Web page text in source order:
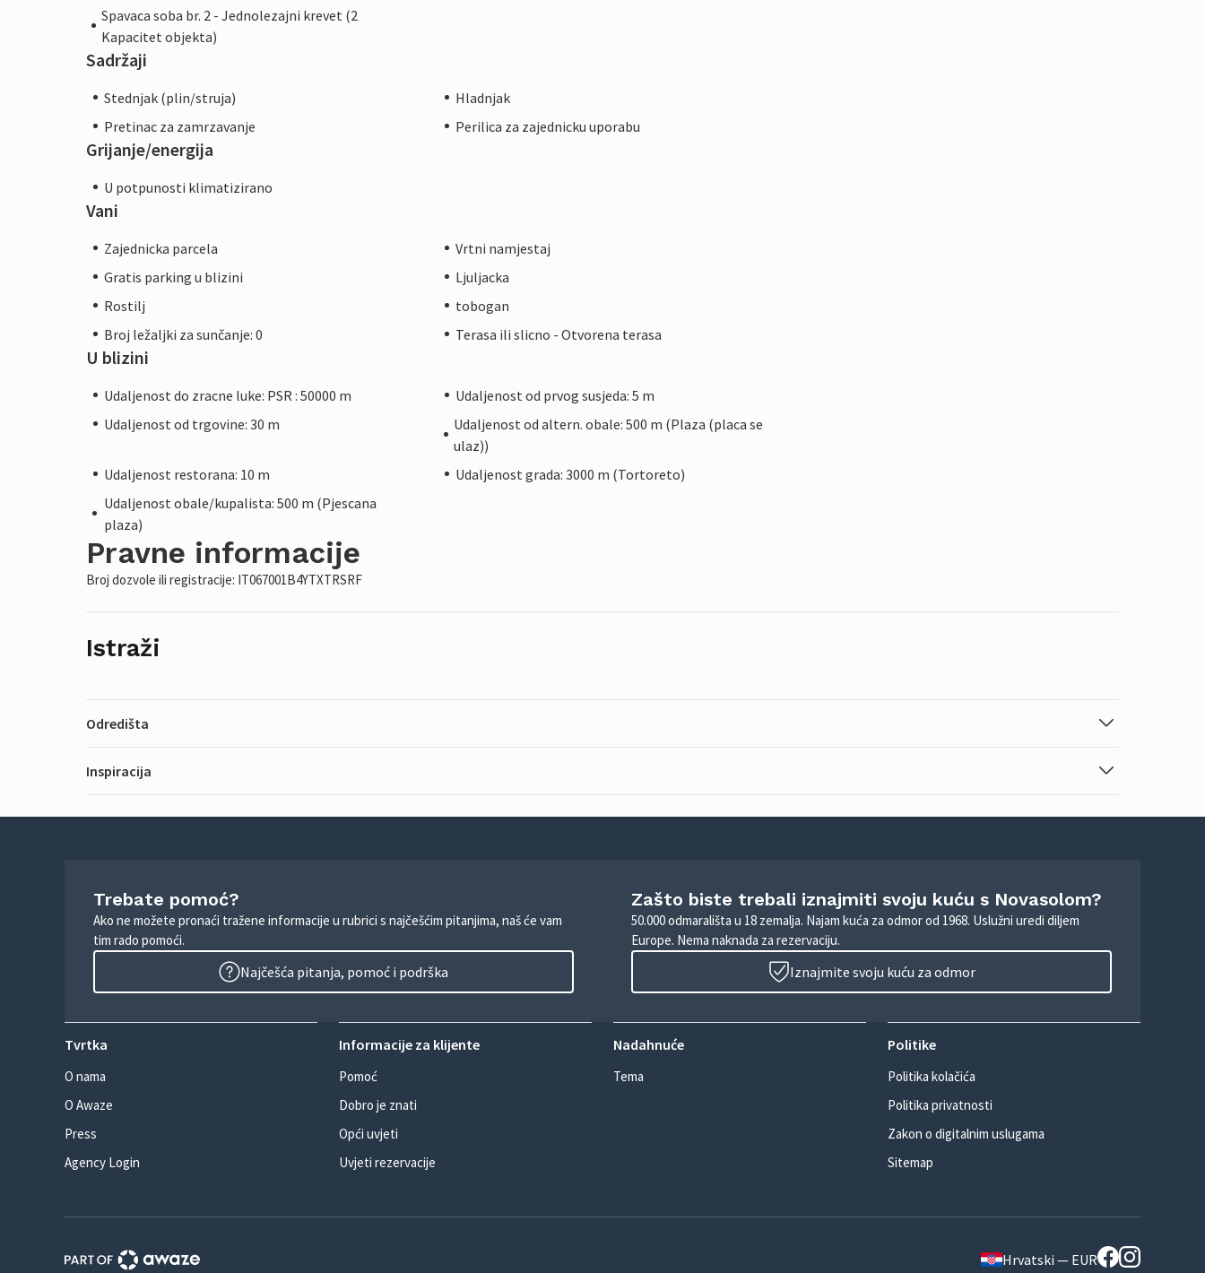
Spavaca soba br. 2 - Jednolezajni krevet (2
Kapacitet objekta)
Sadržaji
Stednjak (plin/struja)
Hladnjak
Pretinac za zamrzavanje
Perilica za zajednicku uporabu
Grijanje/energija
U potpunosti klimatizirano
Vani
Zajednicka parcela
Vrtni namjestaj
Gratis parking u blizini
Ljuljacka
Rostilj
tobogan
Broj ležaljki za sunčanje: 0
Terasa ili slicno - Otvorena terasa
U blizini
Udaljenost do zracne luke: PSR : 50000 m
Udaljenost od prvog susjeda: 5 m
Udaljenost od trgovine: 30 m
Udaljenost od altern. obale: 500 m (Plaza (placa se
ulaz))
Udaljenost restorana: 10 m
Udaljenost grada: 3000 m (Tortoreto)
Udaljenost obale/kupalista: 500 m (Pjescana
plaza)
Pravne informacije
Broj dozvole ili registracije: IT067001B4YTXTRSRF
Istraži
Odredišta
Inspiracija
Trebate pomoć?
Ako ne možete pronaći tražene informacije u rubrici s najčešćim pitanjima, naš će vam
tim rado pomoći.
Najčešća pitanja, pomoć i podrška
Zašto biste trebali iznajmiti svoju kuću s Novasolom?
50.000 odmarališta u 18 zemalja. Najam kuća za odmor od 1968. Uslužni uredi diljem
Europe. Nema naknada za rezervaciju.
Iznajmite svoju kuću za odmor
Tvrtka
O nama
O Awaze
Press
Agency Login
Informacije za klijente
Pomoć
Dobro je znati
Opći uvjeti
Uvjeti rezervacije
Nadahnuće
Tema
Politike
Politika kolačića
Politika privatnosti
Zakon o digitalnim uslugama
Sitemap
Hrvatski — EUR